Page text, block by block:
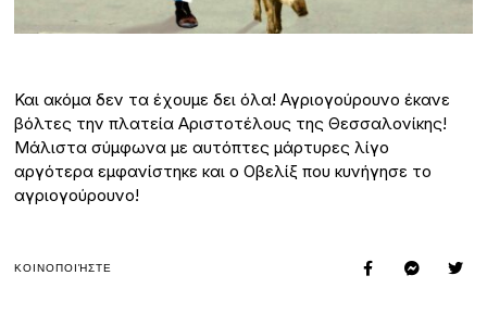
Και ακόμα δεν τα έχουμε δει όλα! Αγριογούρουνο έκανε
βόλτες την πλατεία Αριστοτέλους της Θεσσαλονίκης!
Μάλιστα σύμφωνα με αυτόπτες μάρτυρες λίγο
αργότερα εμφανίστηκε και ο Οβελίξ που κυνήγησε το
αγριογούρουνο!
ΚΟΙΝΟΠΟΙΉΣΤΕ